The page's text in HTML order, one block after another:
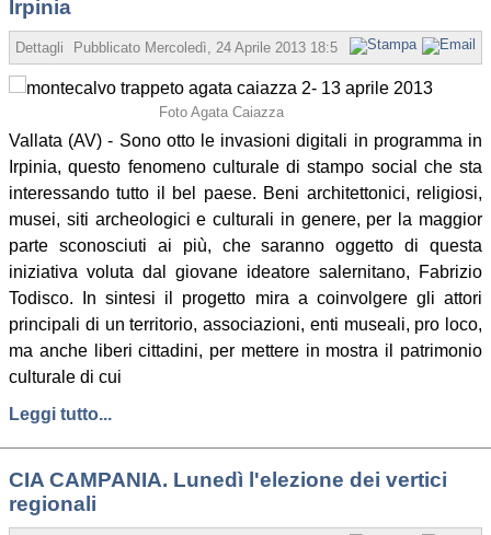
Irpinia
Dettagli Pubblicato Mercoledì, 24 Aprile 2013 18:51 Scritto da Redazione
Foto Agata Caiazza
Vallata (AV) - Sono otto le invasioni digitali in programma in
Irpinia, questo fenomeno culturale di stampo social che sta
interessando tutto il bel paese. Beni architettonici, religiosi,
musei, siti archeologici e culturali in genere, per la maggior
parte sconosciuti ai più, che saranno oggetto di questa
iniziativa voluta dal giovane ideatore salernitano, Fabrizio
Todisco. In sintesi il progetto mira a coinvolgere gli attori
principali di un territorio, associazioni, enti museali, pro loco,
ma anche liberi cittadini, per mettere in mostra il patrimonio
culturale di cui
Leggi tutto...
CIA CAMPANIA. Lunedì l'elezione dei vertici
regionali